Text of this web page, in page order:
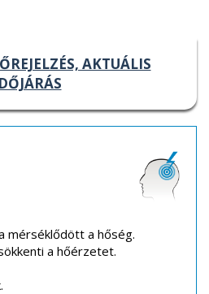
AKTUÁLIS
mérséklődött a hőség.
a hőérzetet.